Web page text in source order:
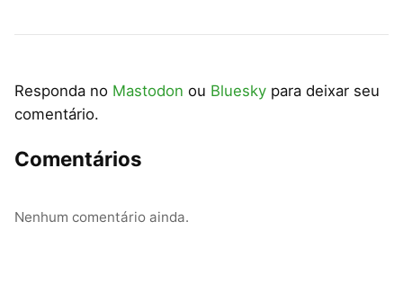
Responda no Mastodon ou Bluesky para deixar seu
comentário.
Comentários
Nenhum comentário ainda.